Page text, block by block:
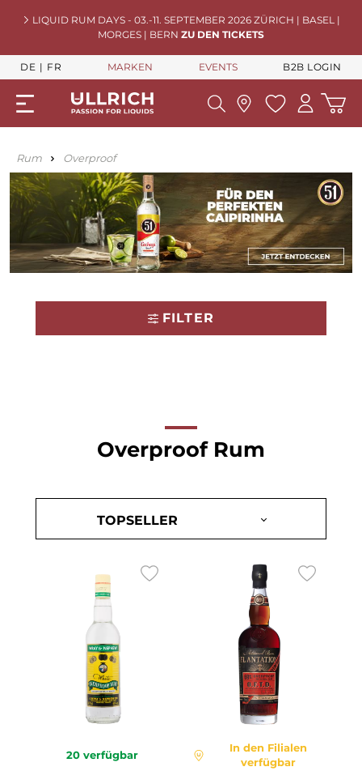
LIQUID RUM DAYS - 03.-11. SEPTEMBER 2026 ZÜRICH | BASEL |
MORGES | BERN ZU DEN TICKETS
DE FR MARKEN EVENTS B2B LOGIN
Rum Overproof
FILTER
Overproof Rum
20 verfügbar
In den Filialen
verfügbar